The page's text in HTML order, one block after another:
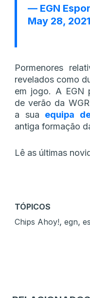
— EGN
May 28, 2021
Pormenores
revelados como
em jogo. A EGN
de verão da
a sua equipa
antiga formação
Lê as últimas
TÓPICOS
Chips Ahoy!, egn,